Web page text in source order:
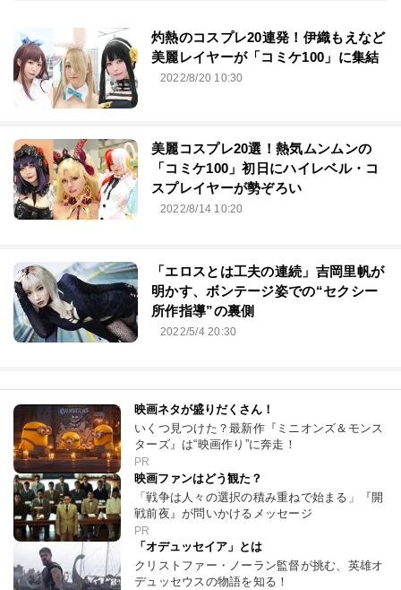
灼熱のコスプレ20連発！伊織もえなど
美麗レイヤーが「コミケ100」に集結
2022/8/20 10:30
美麗コスプレ20選！熱気ムンムンの
「コミケ100」初日にハイレベル・コ
スプレイヤーが勢ぞろい
2022/8/14 10:20
「エロスとは工夫の連続」吉岡里帆が
明かす、ボンテージ姿での“セクシー
所作指導”の裏側
2022/5/4 20:30
映画ネタが盛りだくさん！
いくつ見つけた？最新作『ミニオンズ＆モンス
ターズ』は“映画作り”に奔走！
PR
映画ファンはどう観た？
「戦争は人々の選択の積み重ねで始まる」『開
戦前夜』が問いかけるメッセージ
PR
「オデュッセイア」とは
クリストファー・ノーラン監督が挑む、英雄オ
デュッセウスの物語を知る！